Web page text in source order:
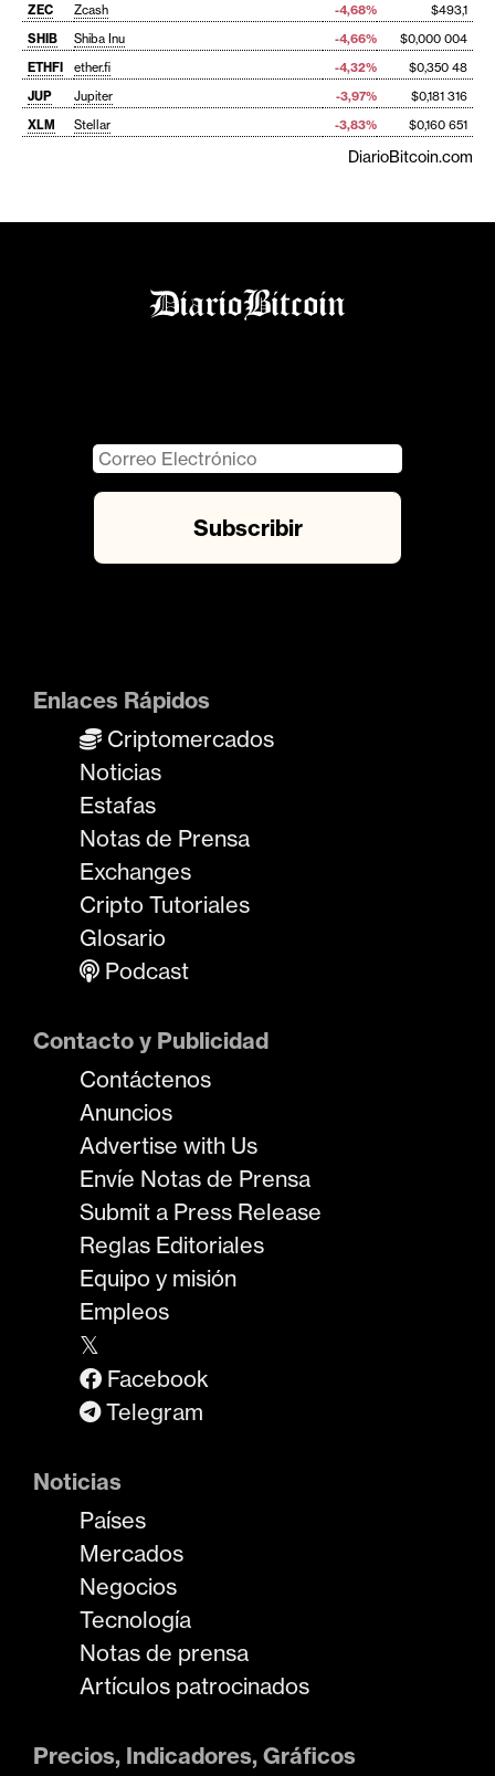
ZEC
Zcash -4,68%
$493,1
SHIB
Shiba Inu -4,66%
$0,000 004
ETHFI
ether.fi -4,32%
$0,350 48
JUP
Jupiter -3,97%
$0,181 316
XLM
Stellar -3,83% $0,160 651
DiarioBitcoin.com
Enlaces Rápidos
Criptomercados
Noticias
Estafas
Notas de Prensa
Exchanges
Cripto Tutoriales
Glosario
Podcast
Contacto y Publicidad
Contáctenos
Anuncios
Advertise with Us
Envíe Notas de Prensa
Submit a Press Release
Reglas Editoriales
Equipo y misión
Empleos
𝕏
Facebook
Telegram
Noticias
Países
Mercados
Negocios
Tecnología
Notas de prensa
Artículos patrocinados
Precios, Indicadores, Gráficos